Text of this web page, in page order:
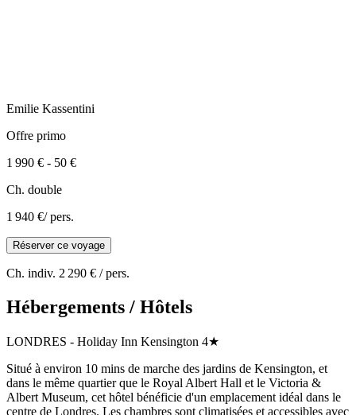
Emilie Kassentini
Offre primo
1 990 € - 50 €
Ch. double
1 940 €/ pers.
Réserver ce voyage
Ch. indiv. 2 290 € / pers.
Hébergements / Hôtels
LONDRES - Holiday Inn Kensington 4★
Situé à environ 10 mins de marche des jardins de Kensington, et
dans le même quartier que le Royal Albert Hall et le Victoria &
Albert Museum, cet hôtel bénéficie d'un emplacement idéal dans le
centre de Londres. Les chambres sont climatisées et accessibles avec